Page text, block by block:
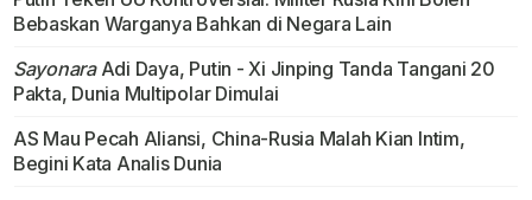
Bebaskan Warganya Bahkan di Negara Lain
SayonaraAdi Daya, Putin - Xi Jinping Tanda Tangani 20
Pakta, Dunia Multipolar Dimulai
AS Mau Pecah Aliansi, China-Rusia Malah Kian Intim,
Begini Kata Analis Dunia